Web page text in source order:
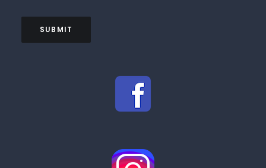
SUBMIT